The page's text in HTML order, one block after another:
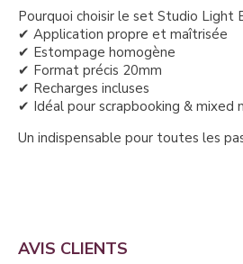
Pourquoi choisir le set Studio Light
✔ Application propre et maîtrisée
✔ Estompage homogène
✔ Format précis 20mm
✔ Recharges incluses
✔ Idéal pour scrapbooking & mixed
Un indispensable pour toutes les
AVIS CLIENTS